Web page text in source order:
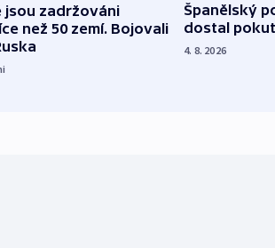
jsou zadržováni
než 50 zemí. Bojovali
Španělský
dostal
4. 8. 2026